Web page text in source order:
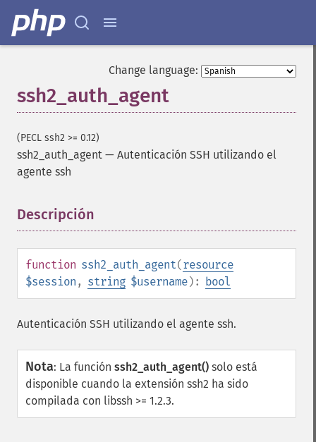
Change language:
ssh2_auth_agent
(PECL ssh2 >= 0.12)
ssh2_auth_agent — Autenticación SSH utilizando el
agente ssh
Descripción
function ssh2_auth_agent(resource
$session , string $username): bool
Autenticación SSH utilizando el agente ssh.
Nota: La función ssh2_auth_agent() solo está
disponible cuando la extensión ssh2 ha sido
compilada con libssh >= 1.2.3.